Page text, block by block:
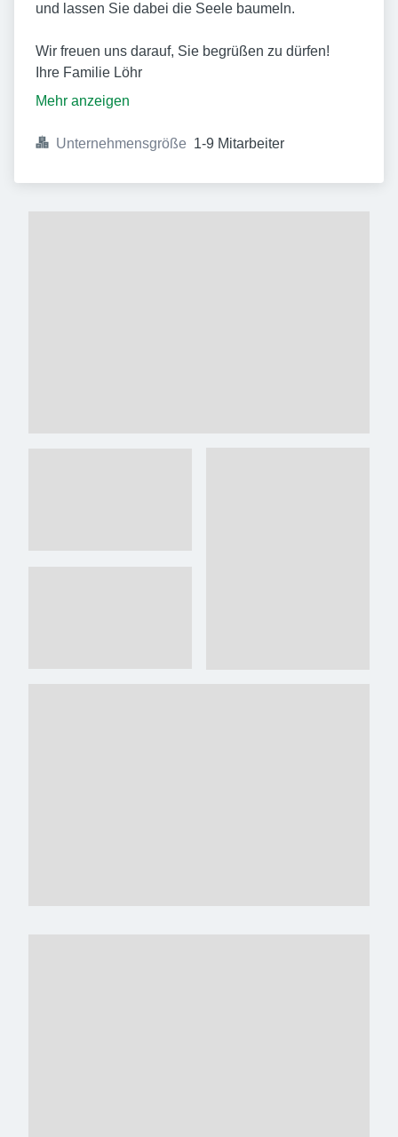
und lassen Sie dabei die Seele baumeln.
Wir freuen uns darauf, Sie begrüßen zu dürfen!
Ihre Familie Löhr
Mehr anzeigen
Unternehmensgröße 1-9 Mitarbeiter